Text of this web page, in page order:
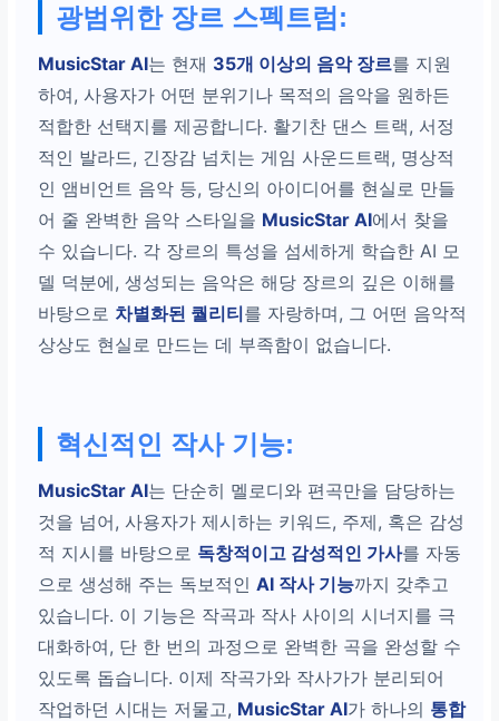
광범위한 장르 스펙트럼:
MusicStar AI는 현재 35개 이상의 음악 장르를 지원
하여, 사용자가 어떤 분위기나 목적의 음악을 원하든
적합한 선택지를 제공합니다. 활기찬 댄스 트랙, 서정
적인 발라드, 긴장감 넘치는 게임 사운드트랙, 명상적
인 앰비언트 음악 등, 당신의 아이디어를 현실로 만들
어 줄 완벽한 음악 스타일을 MusicStar AI에서 찾을
수 있습니다. 각 장르의 특성을 섬세하게 학습한 AI 모
델 덕분에, 생성되는 음악은 해당 장르의 깊은 이해를
바탕으로 차별화된 퀄리티를 자랑하며, 그 어떤 음악적
상상도 현실로 만드는 데 부족함이 없습니다.
혁신적인 작사 기능:
MusicStar AI는 단순히 멜로디와 편곡만을 담당하는
것을 넘어, 사용자가 제시하는 키워드, 주제, 혹은 감성
적 지시를 바탕으로 독창적이고 감성적인 가사를 자동
으로 생성해 주는 독보적인 AI 작사 기능까지 갖추고
있습니다. 이 기능은 작곡과 작사 사이의 시너지를 극
대화하여, 단 한 번의 과정으로 완벽한 곡을 완성할 수
있도록 돕습니다. 이제 작곡가와 작사가가 분리되어
작업하던 시대는 저물고, MusicStar AI가 하나의 통합